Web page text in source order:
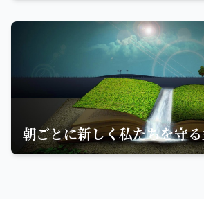
朝ごとに新しく私たちを守